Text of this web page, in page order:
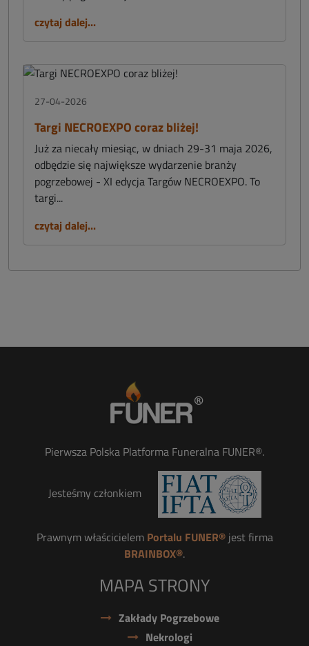
czytaj dalej...
27-04-2026
Targi NECROEXPO coraz bliżej!
Już za niecały miesiąc, w dniach 29-31 maja 2026,
odbędzie się największe wydarzenie branży
pogrzebowej - XI edycja Targów NECROEXPO. To
targi...
czytaj dalej...
Pierwsza Polska Platforma Funeralna FUNER®.
Jesteśmy członkiem
Prawnym właścicielem Portalu FUNER®jest firma
BRAINBOX®.
MAPA STRONY
Zakłady Pogrzebowe
Nekrologi